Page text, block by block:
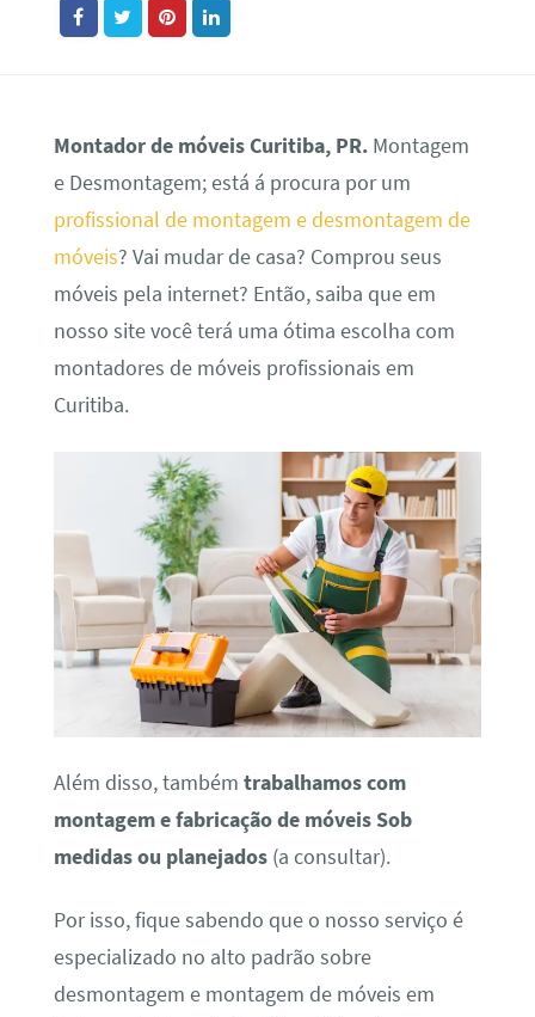
Montador de móveis Curitiba, PR.Montagem
e Desmontagem; está á procura por um
profissional de montagem e desmontagem de
móveis? Vai mudar de casa? Comprou seus
móveis pela internet? Então, saiba que em
nosso site você terá uma ótima escolha com
montadores de móveis profissionais em
Curitiba.
Além disso, também trabalhamos com
montagem e fabricação de móveis Sob
medidas ou planejados(a consultar).
Por isso, fique sabendo que o nosso serviço é
especializado no alto padrão sobre
desmontagem e montagem de móveis em